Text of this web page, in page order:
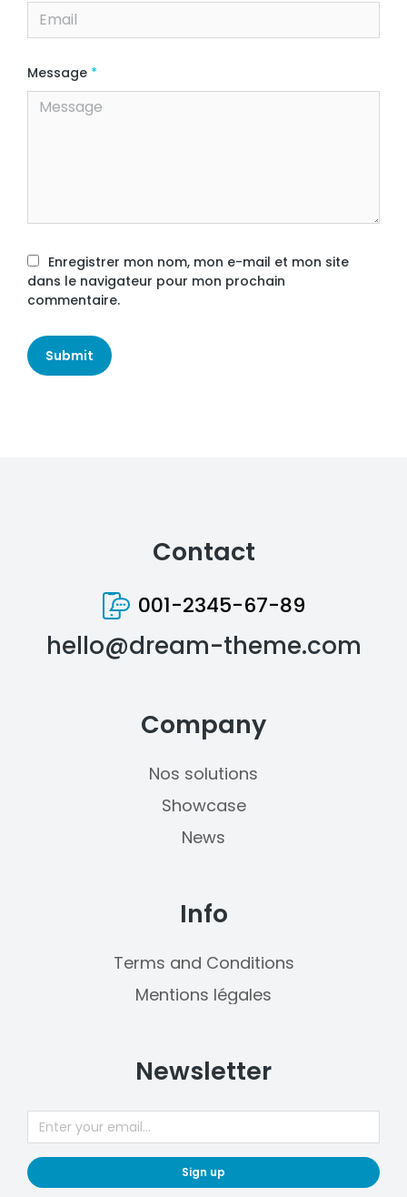
Message *
Enregistrer mon nom, mon e-mail et mon site
dans le navigateur pour mon prochain
commentaire.
Submit
Contact
001-2345-67-89
hello@dream-theme.com
Company
Nos solutions
Showcase
News
Info
Terms and Conditions
Mentions légales
Newsletter
Sign up